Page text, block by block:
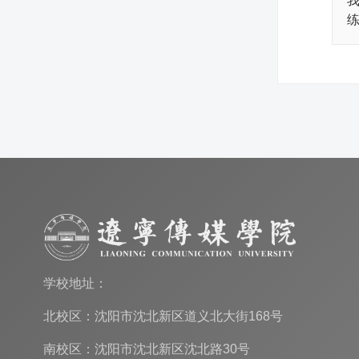
学校地址：
北校区：沈阳市沈北新区道义北大街168号
南校区：沈阳市沈北新区沈北路30号